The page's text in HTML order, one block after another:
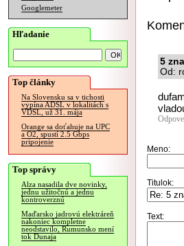
Googlemeter
Hľadanie
Top články
Na Slovensku sa v tichosti
vypína ADSL v lokalitách s
VDSL, už 31. mája
Orange sa doťahuje na UPC
a O2, spustí 2.5 Gbps
pripojenie
Top správy
Alza nasadila dve novinky,
jednu užitočnú a jednu
kontroverznú
Maďarsko jadrovú elektráreň
nakoniec kompletne
neodstavilo, Rumunsko mení
tok Dunaja
5
Od:
Meno:
Titulok:
Text: